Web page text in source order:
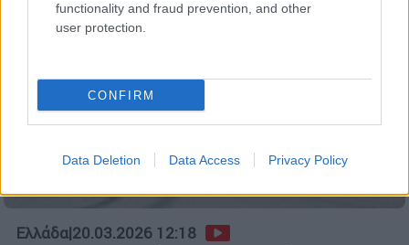
functionality and fraud prevention, and other
user protection.
CONFIRM
Data Deletion Data Access Privacy Policy
Ελλάδα|20.03.2026 12:18